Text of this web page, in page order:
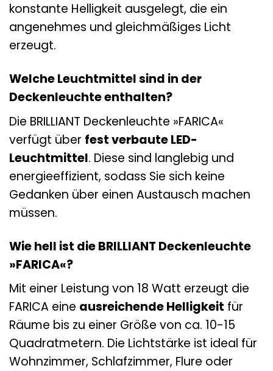
konstante Helligkeit ausgelegt, die ein
angenehmes und gleichmäßiges Licht
erzeugt.
Welche Leuchtmittel sind in der
Deckenleuchte enthalten?
Die BRILLIANT Deckenleuchte »FARICA«
verfügt über fest verbaute LED-
Leuchtmittel. Diese sind langlebig und
energieeffizient, sodass Sie sich keine
Gedanken über einen Austausch machen
müssen.
Wie hell ist die BRILLIANT Deckenleuchte
»FARICA«?
Mit einer Leistung von 18 Watt erzeugt die
FARICA eine ausreichende Helligkeit für
Räume bis zu einer Größe von ca. 10-15
Quadratmetern. Die Lichtstärke ist ideal für
Wohnzimmer, Schlafzimmer, Flure oder